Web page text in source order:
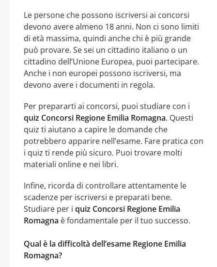
Le persone che possono iscriversi ai concorsi
devono avere almeno 18 anni. Non ci sono limiti
di età massima, quindi anche chi è più grande
può provare. Se sei un cittadino italiano o un
cittadino dell’Unione Europea, puoi partecipare.
Anche i non europei possono iscriversi, ma
devono avere i documenti in regola.
Per prepararti ai concorsi, puoi studiare con i
quiz Concorsi Regione Emilia Romagna. Questi
quiz ti aiutano a capire le domande che
potrebbero apparire nell’esame. Fare pratica con
i quiz ti rende più sicuro. Puoi trovare molti
materiali online e nei libri.
Infine, ricorda di controllare attentamente le
scadenze per iscriversi e preparati bene.
Studiare per i quiz Concorsi Regione Emilia
Romagna è fondamentale per il tuo successo.
Qual è la difficoltà dell’esame Regione Emilia
Romagna?